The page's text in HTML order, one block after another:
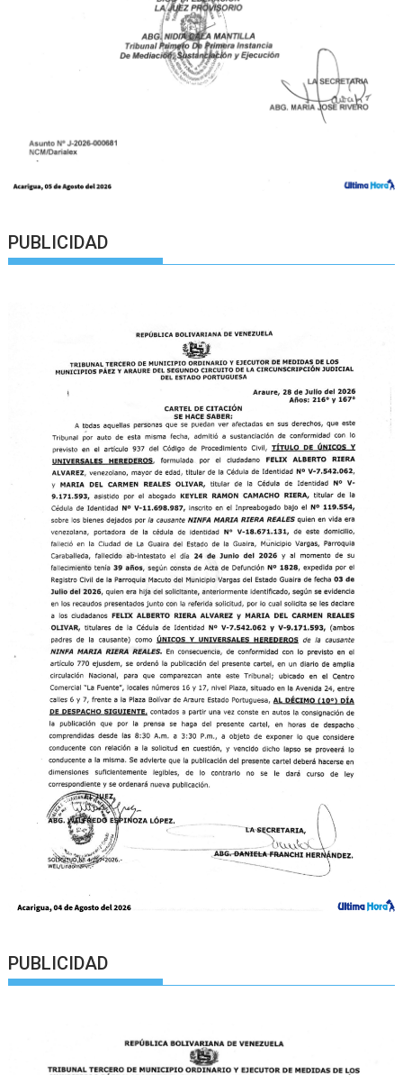
PUBLICIDAD
PUBLICIDAD